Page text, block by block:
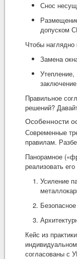
Снос
допуском
Чтобы
Замена
Правильное
решений?
Особенности
Современные
правилам.
Панорамное
реализовать
Усиление
Кейс из
согласованы с